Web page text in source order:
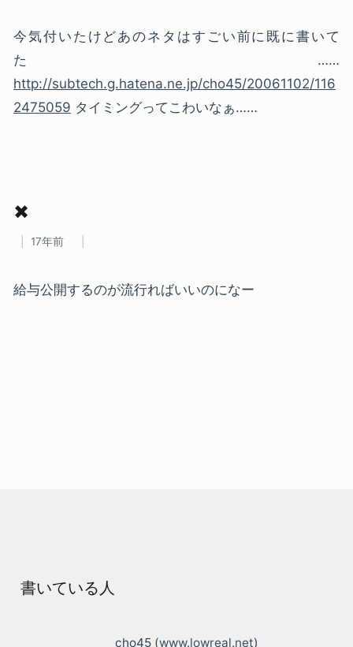
今気付いたけどあのネタはすごい前に既に書いて
た……
http://subtech.g.hatena.ne.jp/cho45/20061102/116
2475059 タイミングってこわいなぁ……
✖
17年前
給与公開するのが流行ればいいのになー
書いている人
cho45 (www.lowreal.net)